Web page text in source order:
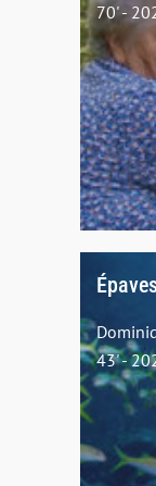
70' -
43' -